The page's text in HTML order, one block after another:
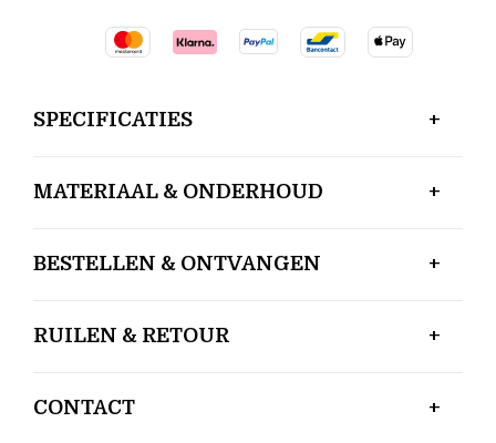
SPECIFICATIES
MATERIAAL & ONDERHOUD
BESTELLEN & ONTVANGEN
RUILEN & RETOUR
CONTACT